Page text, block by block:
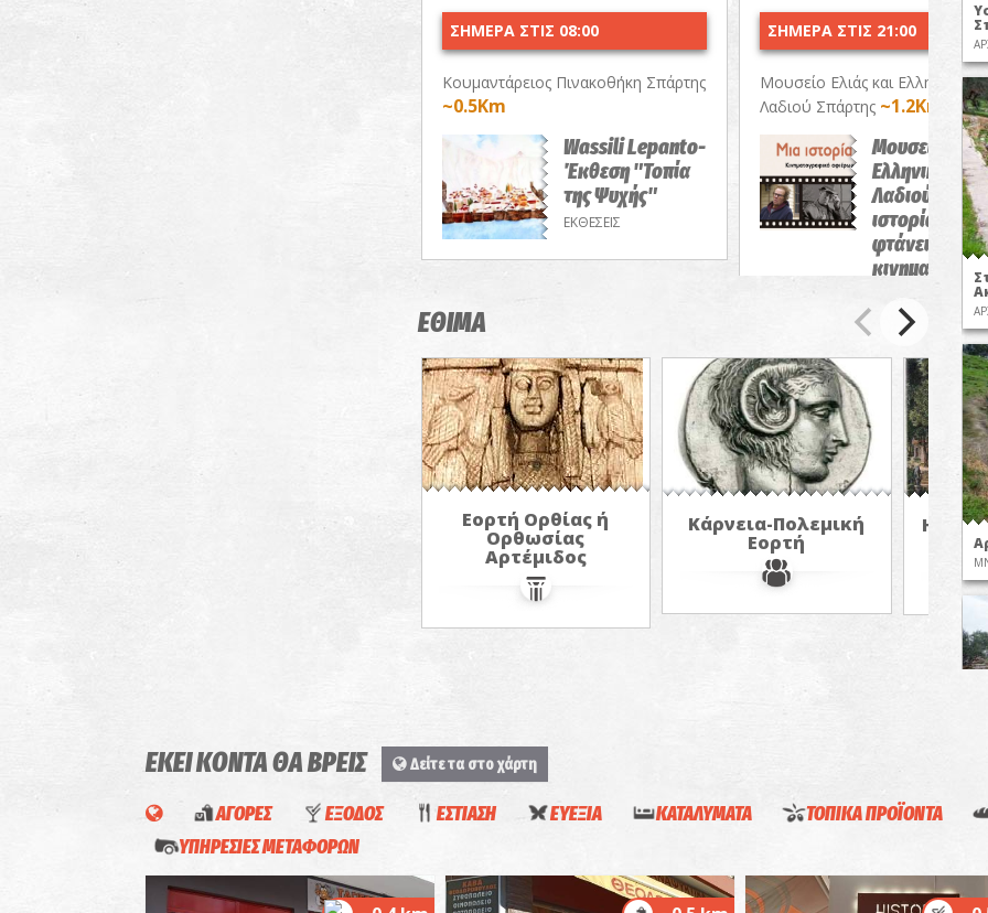
ΣΗΜΕΡΑ ΣΤΙΣ 08:00
Κουμαντάρειος Πινακοθήκη Σπάρτης
~0.5Km
Wassili Lepanto-
Έκθεση "Τοπία
της Ψυχής"
ΕΚΘΕΣΕΙΣ
ΣΗΜΕΡΑ ΣΤΙΣ 21:00
Μουσείο Ελιάς και Ελληνικού
Λαδιού Σπάρτης ~1.2Km
Μουσείο
Ελληνικού
Λαδιού-Μια
ιστορία δεν
φτάνει!/
ΠΡΟΒΟΛΕΣ
ΕΘΙΜΑ
Εορτή Ορθίας ή
Ορθωσίας
Αρτέμιδος
Κάρνεια-Πολεμική
Εορτή
Η
ΕΚΕΙ ΚΟΝΤΑ ΘΑ ΒΡΕΙΣ Δείτε τα στο χάρτη
ΑΓΟΡΕΣ ΕΞΟΔΟΣ ΕΣΤΙΑΣΗ ΕΥΕΞΙΑ ΚΑΤΑΛΥΜΑΤΑ ΤΟΠΙΚΑ ΠΡΟΪΟΝΤΑ
ΥΠΗΡΕΣΙΕΣ ΜΕΤΑΦΟΡΩΝ